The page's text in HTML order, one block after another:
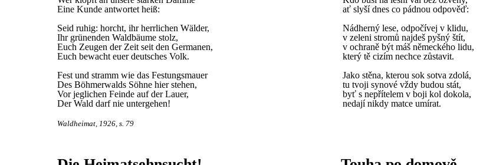
Eine Kunde antwortet heiß:
Seid ruhig: horcht, ihr herrlichen Wälder,
Ihr grünenden Waldbäume stolz,
Euch Zeugen der Zeit seit den Germanen,
Euch bewacht euer deutsches Volk.
Fest und stramm wie das Festungsmauer
Des Böhmerwalds Söhne hier stehen,
Vor jeglichen Feinde auf der Lauer,
Der Wald darf nie untergehen!
ať slyší dnes co pádnou odpověď:
Nádherný lese, odpočívej v klidu,
v zeleni stromů najdeš pyšný štít,
v ochraně být máš německého lidu,
který tě cizím nechce zůstavit.
Jako stěna, kterou sok sotva zdolá,
tu tvoji synové vždy budou stát,
byť s nepřítelem v boji kol dokola,
nedají nikdy matce umírat.
Waldheimat, 1926, s. 79